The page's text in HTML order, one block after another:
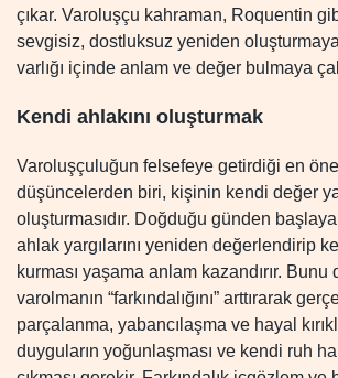
çıkar. Varoluşçu kahraman, Roquentin
sevgisiz, dostluksuz yeniden
varlığı içinde anlam ve değer bulmaya
Kendi ahlakını oluşturmak
Varoluşçuluğun felsefeye getirdiği en
düşüncelerden biri, kişinin kendi değer
oluşturmasıdır. Doğduğu günden
ahlak yargılarını yeniden değerlendirip
kurması yaşama anlam kazandırır. Bunu
varolmanın “farkındalığını” arttırarak
parçalanma, yabancılaşma ve hayal
duyguların yoğunlaşması ve kendi ruh